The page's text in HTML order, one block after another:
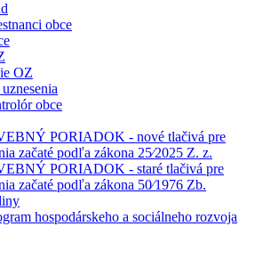
obce
OZ
obce
PORIADOK - nové tlačivá pre
začaté podľa zákona 25⁄2025 Z. z.
PORIADOK - staré tlačivá pre
začaté podľa zákona 50⁄1976 Zb.
hospodárskeho a sociálneho rozvoja